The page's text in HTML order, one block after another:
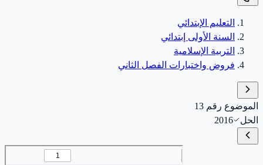
التعليم الإبتدائي
السنة الأولى إبتدائي
التربية الإسلامية
فروض واختبارات الفصل الثاني
الموضوع رقم 13
الحل
2016